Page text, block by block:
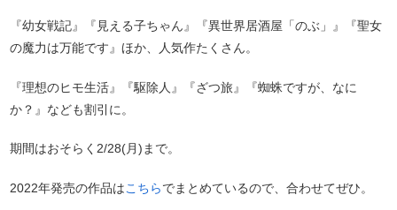
『幼女戦記』『見える子ちゃん』『異世界居酒屋「のぶ」』『聖女
の魔力は万能です』ほか、人気作たくさん。
『理想のヒモ生活』『駆除人』『ざつ旅』『蜘蛛ですが、なに
か？』なども割引に。
期間はおそらく2/28(月)まで。
2022年発売の作品はこちらでまとめているので、合わせてぜひ。